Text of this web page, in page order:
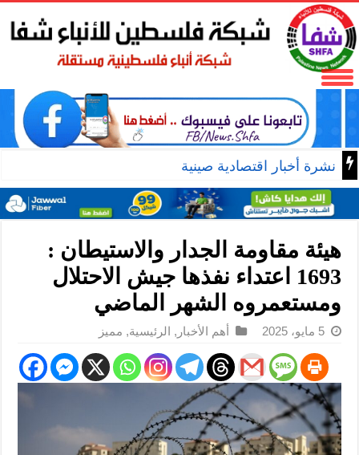
نشرة أخبار اقتصادية صينية
هيئة مقاومة الجدار والاستيطان :
1693 اعتداء نفذها جيش الاحتلال
ومستعمروه الشهر الماضي
5 مايو، 2025 أهم الأخبار , الرئيسية, مميز